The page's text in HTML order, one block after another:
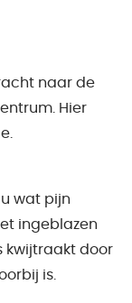
naar de
Hier
wat pijn
ingeblazen
kwijtraakt door
is.